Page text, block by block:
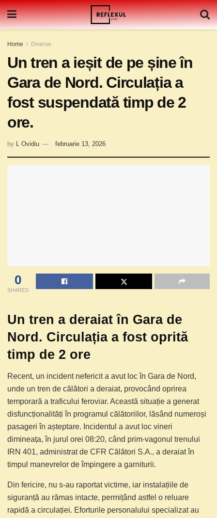
Home Diverse
Un tren a ieșit de pe șine în
Gara de Nord. Circulația a
fost suspendată timp de 2
ore.
by L Ovidiu februarie 13, 2026
0
SHARES
Un tren a deraiat în Gara de
Nord. Circulația a fost oprită
timp de 2 ore
Recent, un incident nefericit a avut loc în Gara de Nord,
unde un tren de călători a deraiat, provocând oprirea
temporară a traficului feroviar. Această situație a generat
disfuncționalități în programul călătoriilor, lăsând numeroși
pasageri în așteptare. Incidentul a avut loc vineri
dimineața, în jurul orei 08:20, când prim-vagonul trenului
IRN 401, administrat de CFR Călători S.A., a deraiat în
timpul manevrelor de împingere a garniturii.
Din fericire, nu s-au raportat victime, iar instalațiile de
siguranță au rămas intacte, permițând astfel o reluare
rapidă a circulației. Eforturile personalului specializat au